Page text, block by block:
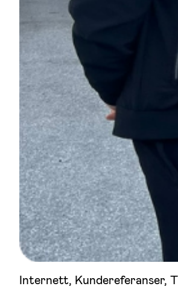
Internett, Kundereferanser,